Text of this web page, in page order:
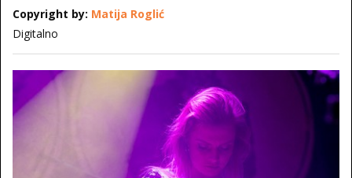
Copyright by: Matija Roglić
Digitalno